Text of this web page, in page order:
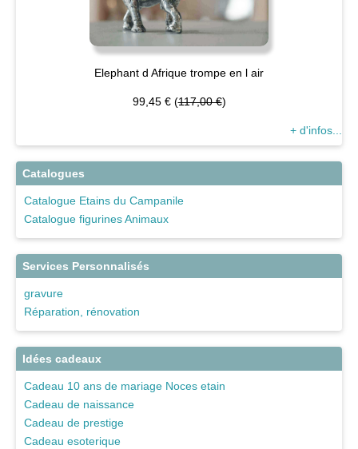
Elephant d Afrique trompe en l air
99,45 € (117,00 €)
+ d'infos...
Catalogues
Catalogue Etains du Campanile
Catalogue figurines Animaux
Services Personnalisés
gravure
Réparation, rénovation
Idées cadeaux
Cadeau 10 ans de mariage Noces etain
Cadeau de naissance
Cadeau de prestige
Cadeau esoterique